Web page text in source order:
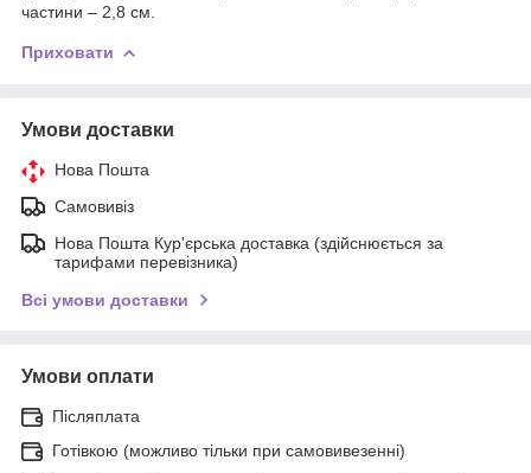
частини – 2,8 см.
Приховати
Умови доставки
Нова Пошта
Самовивіз
Нова Пошта Кур'єрська доставка (здійснюється за
тарифами перевізника)
Всі умови доставки
Умови оплати
Післяплата
Готівкою (можливо тільки при самовивезенні)